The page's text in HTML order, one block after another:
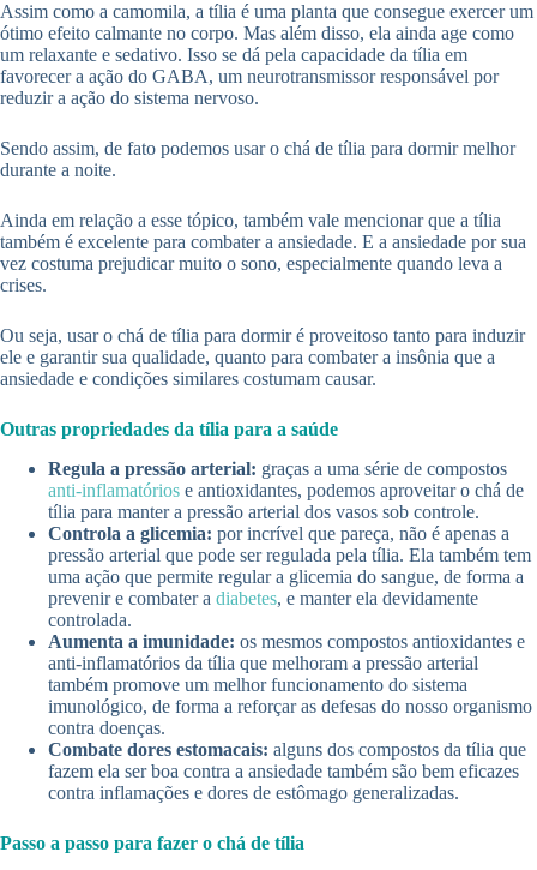
Assim como a camomila, a tília é uma planta que consegue exercer um
ótimo efeito calmante no corpo. Mas além disso, ela ainda age como
um relaxante e sedativo. Isso se dá pela capacidade da tília em
favorecer a ação do GABA, um neurotransmissor responsável por
reduzir a ação do sistema nervoso.
Sendo assim, de fato podemos usar o chá de tília para dormir melhor
durante a noite.
Ainda em relação a esse tópico, também vale mencionar que a tília
também é excelente para combater a ansiedade. E a ansiedade por sua
vez costuma prejudicar muito o sono, especialmente quando leva a
crises.
Ou seja, usar o chá de tília para dormir é proveitoso tanto para induzir
ele e garantir sua qualidade, quanto para combater a insônia que a
ansiedade e condições similares costumam causar.
Outras propriedades da tília para a saúde
Regula a pressão arterial: graças a uma série de compostos
anti-inflamatórios e antioxidantes, podemos aproveitar o chá de
tília para manter a pressão arterial dos vasos sob controle.
Controla a glicemia: por incrível que pareça, não é apenas a
pressão arterial que pode ser regulada pela tília. Ela também tem
uma ação que permite regular a glicemia do sangue, de forma a
prevenir e combater a diabetes, e manter ela devidamente
controlada.
Aumenta a imunidade: os mesmos compostos antioxidantes e
anti-inflamatórios da tília que melhoram a pressão arterial
também promove um melhor funcionamento do sistema
imunológico, de forma a reforçar as defesas do nosso organismo
contra doenças.
Combate dores estomacais: alguns dos compostos da tília que
fazem ela ser boa contra a ansiedade também são bem eficazes
contra inflamações e dores de estômago generalizadas.
Passo a passo para fazer o chá de tília